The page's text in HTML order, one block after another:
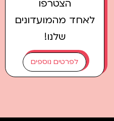
הצטרפו
לאחד מהמועדונים
שלנו!
לפרטים נוספים